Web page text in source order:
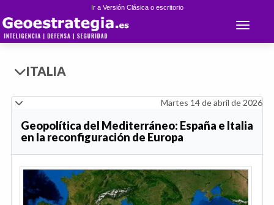
Ir a Versión Clásica o escritorio
Toggle
ITALIA
Martes 14 de abril de 2026
Geopolítica del Mediterráneo: España e Italia
en la reconfiguración de Europa